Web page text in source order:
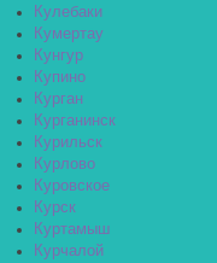
Кулебаки
Кумертау
Кунгур
Купино
Курган
Курганинск
Курильск
Курлово
Куровское
Курск
Куртамыш
Курчалой